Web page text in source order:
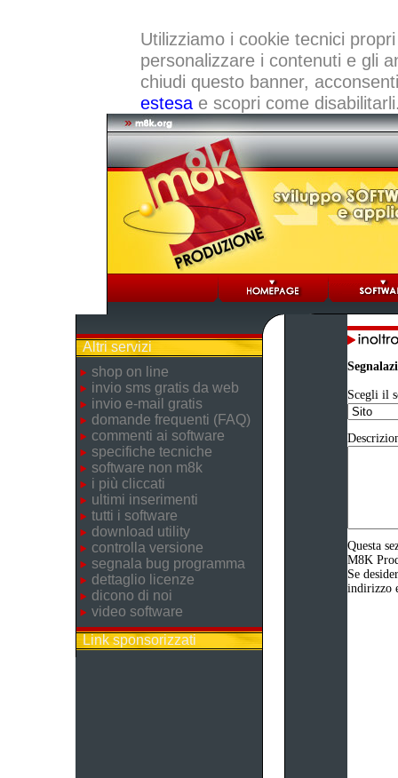
Utilizziamo i cookie tecnici
personalizzare i contenuti e gli
chiudi questo banner,
estesae scopri come
Altri servizi
shop on line
invio sms gratis da web
invio e-mail gratis
domande frequenti (FAQ)
commenti ai software
specifiche tecniche
software non m8k
i più cliccati
ultimi inserimenti
tutti i software
download utility
controlla versione
segnala bug programma
dettaglio licenze
dicono di noi
video software
Link sponsorizzati
Scegli il
Questa
M8K
Se
indirizzo